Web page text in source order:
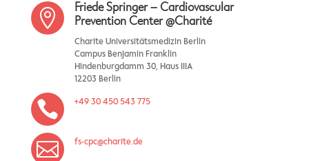

Friede Springer – Cardiovascular
Prevention Center @Charité
Charite Universitätsmedizin Berlin
Campus Benjamin Franklin
Hindenburgdamm 30, Haus IIIA
12203 Berlin
 +49 30 450 543 775
 fs-cpc@charite.de